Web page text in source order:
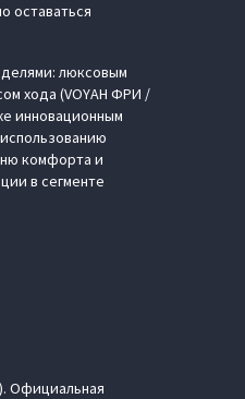
оставаться
люксовым
хода (VOYAH ФРИ /
инновационным
комфорта и
в сегменте
Официальная